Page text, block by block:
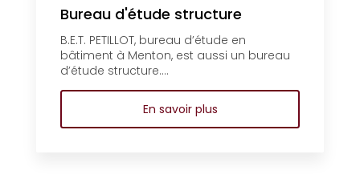
Bureau d'étude structure
B.E.T. PETILLOT, bureau d’étude en
bâtiment à Menton, est aussi un bureau
d’étude structure....
En savoir plus